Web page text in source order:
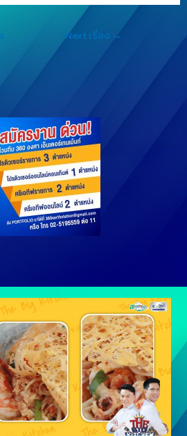
g
e
r
p
n
k
Next เรื่อง →